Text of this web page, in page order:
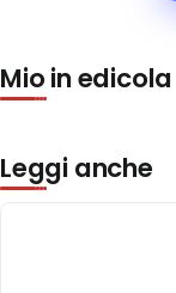
Mio in edicola
Leggi anche